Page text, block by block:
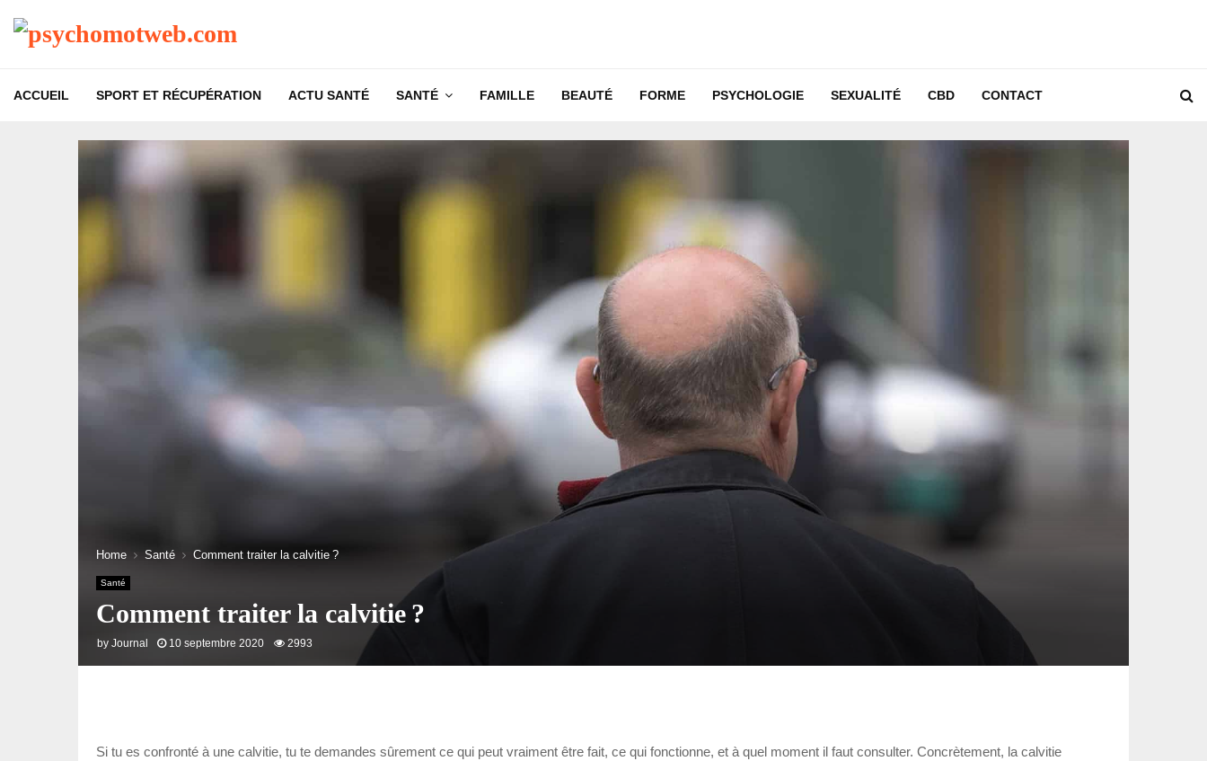
ACCUEIL SPORT ET RÉCUPÉRATION ACTU SANTÉ SANTÉ FAMILLE BEAUTÉ FORME PSYCHOLOGIE SEXUALITÉ CBD CONTACT
Home Santé Comment traiter la calvitie ?
Santé
Comment traiter la calvitie ?
by Journal 10 septembre 2020 2993
Si tu es confronté à une calvitie, tu te demandes sûrement ce qui peut vraiment être fait, ce qui fonctionne, et à quel moment il faut consulter. Concrètement, la calvitie